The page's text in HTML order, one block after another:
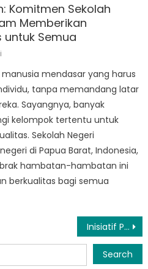
Komitmen Sekolah
Memberikan
untuk Semua
mendasar yang harus
tanpa memandang latar
Sayangnya, banyak
kelompok tertentu untuk
Sekolah Negeri
di Papua Barat, Indonesia,
hambatan-hambatan ini
berkualitas bagi semua
Inisiatif Pendidikan di Tambrauw: Bagaimana Masyarakat Mendorong Perubahan
Search